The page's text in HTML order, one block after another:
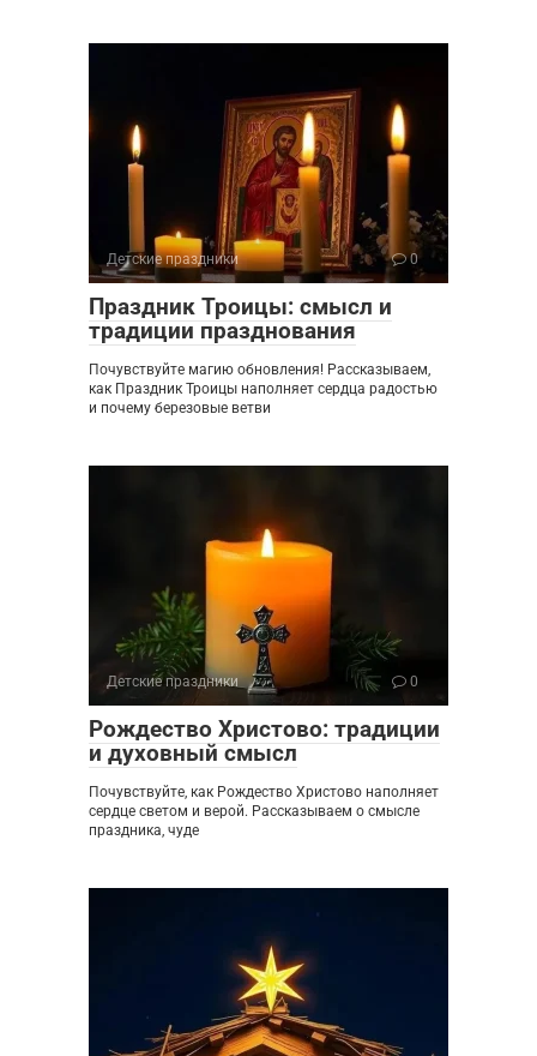
Детские праздники 0
Праздник Троицы: смысл и
традиции празднования
Почувствуйте магию обновления! Рассказываем,
как Праздник Троицы наполняет сердца радостью
и почему березовые ветви
Детские праздники 0
Рождество Христово: традиции
и духовный смысл
Почувствуйте, как Рождество Христово наполняет
сердце светом и верой. Рассказываем о смысле
праздника, чуде